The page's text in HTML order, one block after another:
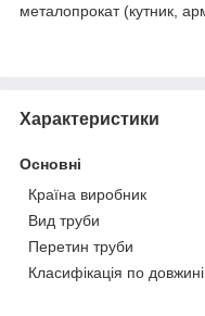
металопрокат (кутник,
Характеристики
Основні
Країна виробник
Вид труби
Перетин труби
Класифікація по довжині